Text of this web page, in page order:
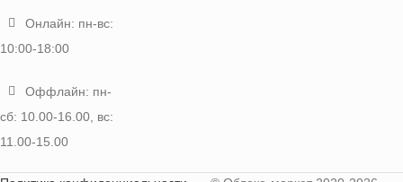
Онлайн: пн-вс:
10:00-18:00
Оффлайн: пн-
сб: 10.00-16.00, вс:
11.00-15.00